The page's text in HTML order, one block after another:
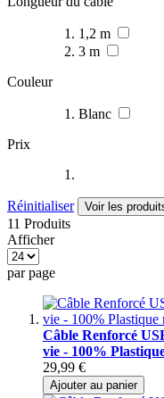
1,2 m
3 m
Couleur
Blanc
Prix
Réinitialiser Voir les
11 Produits
Afficher
par page
Câble Renforcé
vie - 100%
29,99 €
Ajouter au panier